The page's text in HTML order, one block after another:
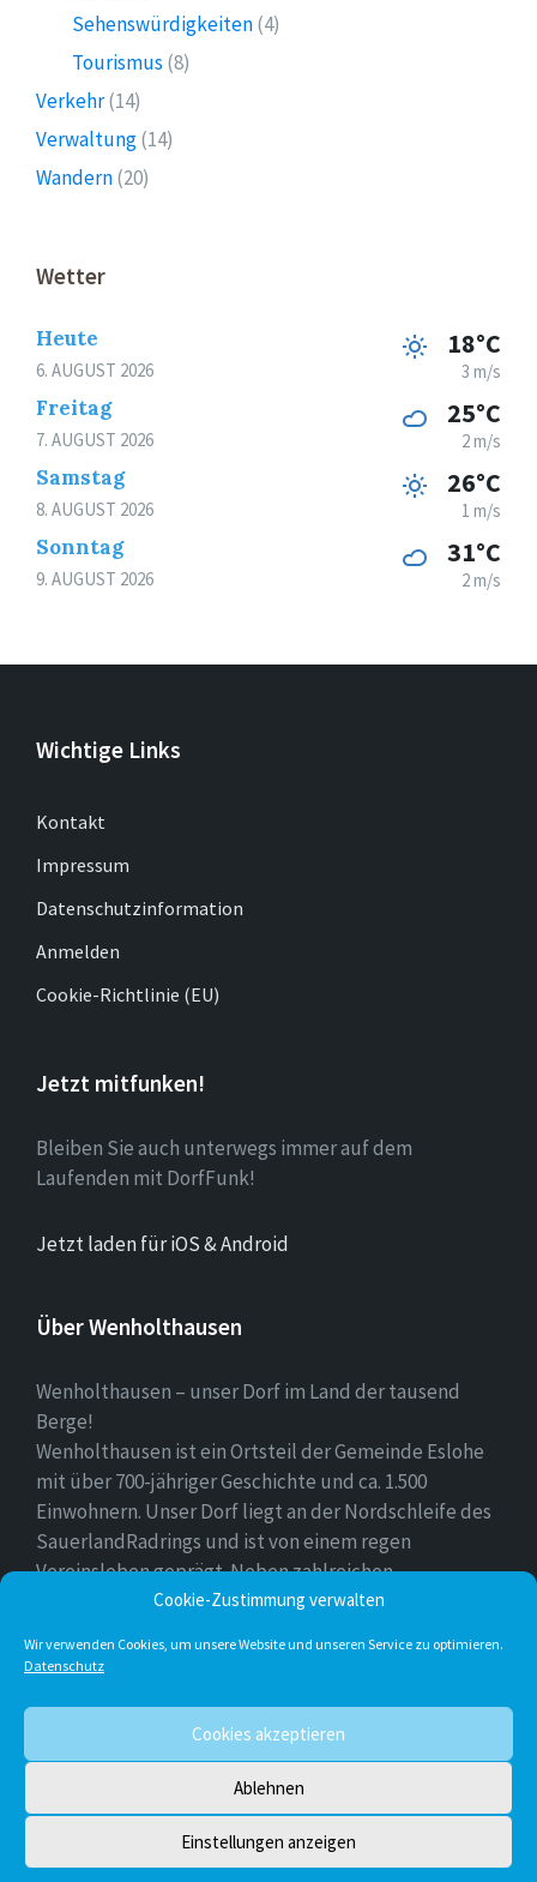
Cookie-Zustimmung verwalten
Wir verwenden Cookies, um unsere Website und unseren Service zu optimieren.
Datenschutz
Cookies akzeptieren
Ablehnen
Einstellungen anzeigen
Sehenswürdigkeiten(4)
Tourismus (8)
Verkehr(14)
Verwaltung(14)
Wandern(20)
Wetter
Heute
6. AUGUST 2026
18°C
3 m/s
Freitag
7. AUGUST 2026
25°C
2 m/s
Samstag
8. AUGUST 2026
26°C
1 m/s
Sonntag
9. AUGUST 2026
31°C
2 m/s
Wichtige Links
Kontakt
Impressum
Datenschutzinformation
Anmelden
Cookie-Richtlinie (EU)
Jetzt mitfunken!
Bleiben Sie auch unterwegs immer auf dem
Laufenden mit DorfFunk!
Jetzt laden für iOS & Android
Über Wenholthausen
Wenholthausen – unser Dorf im Land der tausend
Berge!
Wenholthausen ist ein Ortsteil der Gemeinde Eslohe
mit über 700-jähriger Geschichte und ca. 1.500
Einwohnern. Unser Dorf liegt an der Nordschleife des
SauerlandRadrings und ist von einem regen
Vereinsleben geprägt. Neben zahlreichen
Freizeitmöglichkeiten ist unser Ort für sein
Facebook Twitter
© 2026 Wenholthausen